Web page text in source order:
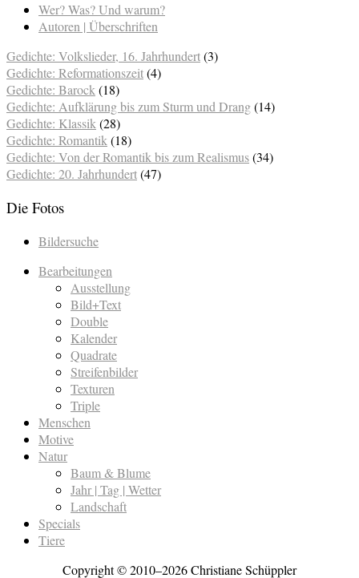
Wer? Was? Und warum?
Autoren | Überschriften
Gedichte: Volkslieder, 16. Jahrhundert(3)
Gedichte: Reformationszeit(4)
Gedichte: Barock (18)
Gedichte: Aufklärung bis zum Sturm und Drang(14)
Gedichte: Klassik (28)
Gedichte: Romantik (18)
Gedichte: Von der Romantik bis zum Realismus(34)
Gedichte: 20. Jahrhundert(47)
Die Fotos
Bildersuche
Bearbeitungen
Ausstellung
Bild+Text
Double
Kalender
Quadrate
Streifenbilder
Texturen
Triple
Menschen
Motive
Natur
Baum & Blume
Jahr | Tag | Wetter
Landschaft
Specials
Tiere
Copyright © 2010–2026 Christiane Schüppler